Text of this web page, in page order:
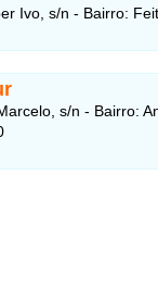
Ivo, s/n - Bairro:
s/n - Bairro: